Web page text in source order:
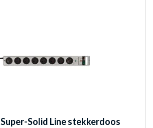
Super-Solid Line stekkerdoos